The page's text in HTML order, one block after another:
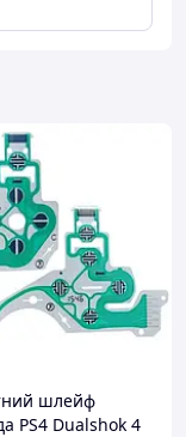
шлейф
PS4 Dualshok 4